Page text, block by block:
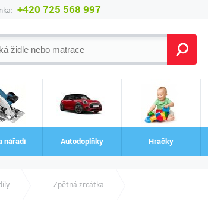
+420 725 568 997
nářadí Autodoplňky Hračky
Zpětná zrcátka